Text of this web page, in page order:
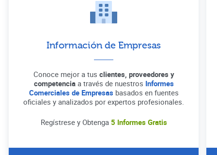
Información de Empresas
Conoce mejor a tus clientes, proveedores y
competenciaa través de nuestros Informes
Comerciales de Empresas basados en fuentes
oficiales y analizados por expertos profesionales.
Regístrese y Obtenga 5 Informes Gratis